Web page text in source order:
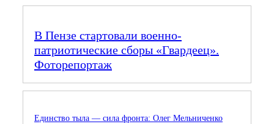
В Пензе стартовали военно-
патриотические сборы «Гвардеец».
Фоторепортаж
Единство тыла — сила фронта: Олег Мельниченко